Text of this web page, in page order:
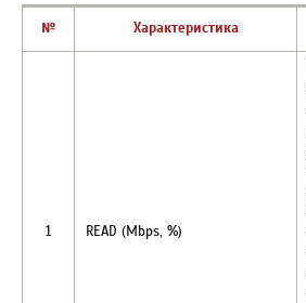
№ Характеристика
1 READ (Mbps, %)